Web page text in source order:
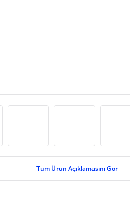
Tüm Ürün Açıklamasını Gör